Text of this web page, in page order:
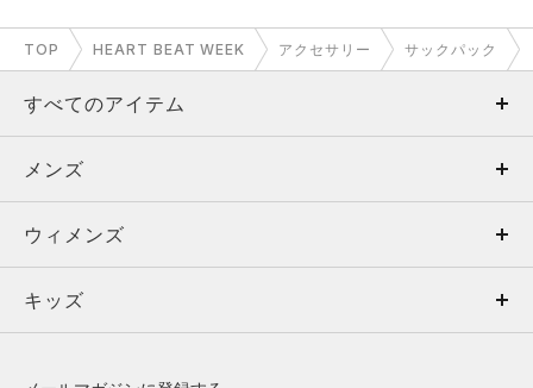
TOP HEART BEAT WEEK アクセサリー サックパック
すべてのアイテム
メンズ
ウィメンズ
キッズ
メンズ
トップス
ボトムス
ウィメンズ
トップス
キッズ